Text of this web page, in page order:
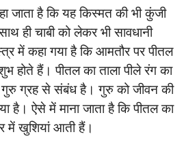
जाता है कि यह किस्मत की भी कुंजी
ही चाबी को लेकर भी सावधानी
में कहा गया है कि आमतौर पर पीतल
होते हैं। पीतल का ताला पीले रंग का
गुरु ग्रह से संबंध है। गुरु को जीवन की
है। ऐसे में माना जाता है कि पीतल का
में खुशियां आती हैं।